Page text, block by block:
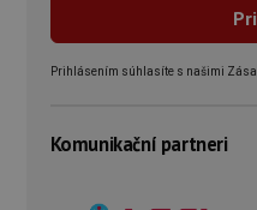
Prihlásením súhlasíte s našimi
Komunikační partneri